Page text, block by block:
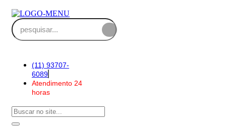
(11) 93707-
6089
Atendimento 24
horas